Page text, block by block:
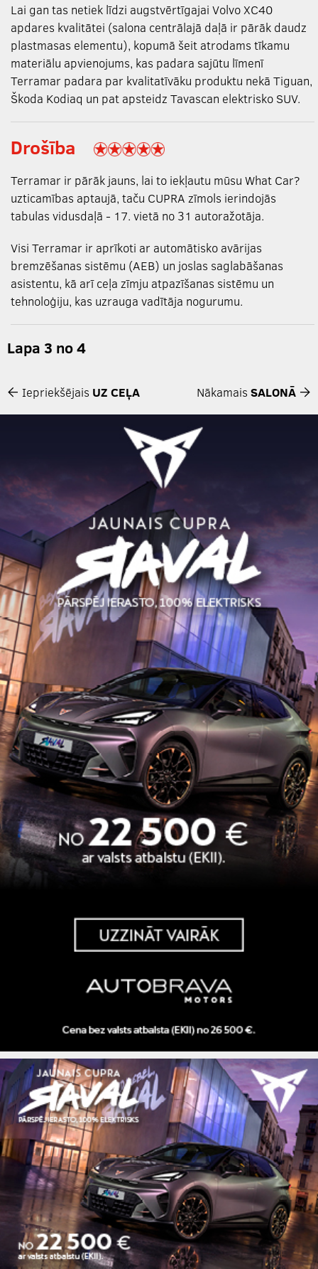
Lai gan tas netiek līdzi augstvērtīgajai Volvo XC40
apdares kvalitātei (salona centrālajā daļā ir pārāk daudz
plastmasas elementu), kopumā šeit atrodams tīkamu
materiālu apvienojums, kas padara sajūtu līmenī
Terramar padara par kvalitatīvāku produktu nekā Tiguan,
Škoda Kodiaq un pat apsteidz Tavascan elektrisko SUV.
Drošība
Terramar ir pārāk jauns, lai to iekļautu mūsu What Car?
uzticamības aptaujā, taču CUPRA zīmols ierindojās
tabulas vidusdaļā - 17. vietā no 31 autoražotāja.
Visi Terramar ir aprīkoti ar automātisko avārijas
bremzēšanas sistēmu (AEB) un joslas saglabāšanas
asistentu, kā arī ceļa zīmju atpazīšanas sistēmu un
tehnoloģiju, kas uzrauga vadītāja nogurumu.
Lapa 3 no 4
Iepriekšējais UZ CEĻA Nākamais SALONĀ